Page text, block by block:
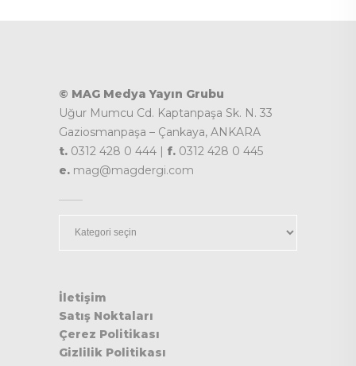
© MAG Medya Yayın Grubu
Uğur Mumcu Cd. Kaptanpaşa Sk. N. 33
Gaziosmanpaşa – Çankaya, ANKARA
t. 0312 428 0 444 | f. 0312 428 0 445
e. mag@magdergi.com
İletişim
Satış Noktaları
Çerez Politikası
Gizlilik Politikası